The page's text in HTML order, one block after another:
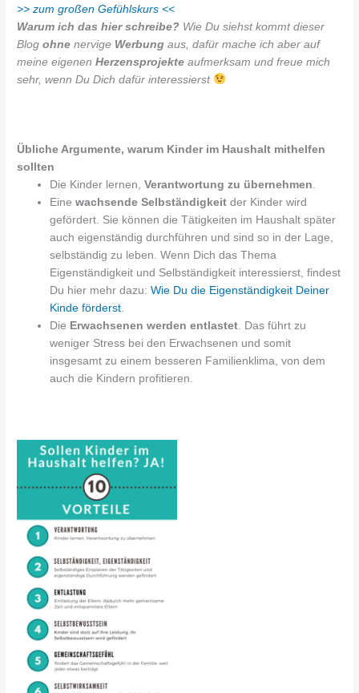
>> zum großen Gefühlskurs <<
Warum ich das hier schreibe? Wie Du siehst kommt dieser
Blogohne nervige Werbung aus, dafür mache ich aber auf
meine eigenenHerzensprojekte aufmerksam und freue mich
sehr, wenn Du Dich dafür interessierst
Übliche Argumente, warum Kinder im Haushalt mithelfen
sollten
Die Kinder lernen,Verantwortung zu übernehmen.
Einewachsende Selbständigkeit der Kinder wird
gefördert. Sie können die Tätigkeiten im Haushalt später
auch eigenständig durchführen und sind so in der Lage,
selbständig zu leben. Wenn Dich das Thema
Eigenständigkeit und Selbständigkeit interessierst, findest
Du hier mehr dazu:Wie Du die Eigenständigkeit Deiner
Kinde förderst.
Die Erwachsenen werden entlastet. Das führt zu
weniger Stress bei den Erwachsenen und somit
insgesamt zu einem besseren Familienklima, von dem
auch die Kindern profitieren.